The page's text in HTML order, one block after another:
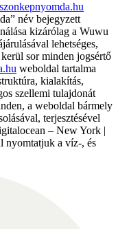
név bejegyzett
kizárólag a Wuwu
lehetséges,
sor minden jogsértő
weboldal tartalma
kialakítás,
szellemi tulajdonát
a weboldal bármely
terjesztésével
– New York |
nyomtatjuk a víz-, és